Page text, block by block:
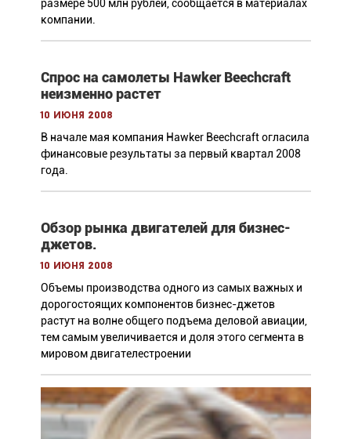
размере 500 млн рублей, сообщается в материалах
компании.
Спрос на самолеты Hawker Beechcraft
неизменно растет
10 июня 2008
В начале мая компания Hawker Beechcraft огласила
финансовые результаты за первый квартал 2008
года.
Обзор рынка двигателей для бизнес-
джетов.
10 июня 2008
Объемы производства одного из самых важных и
дорогостоящих компонентов бизнес-джетов
растут на волне общего подъема деловой авиации,
тем самым увеличивается и доля этого сегмента в
мировом двигателестроении